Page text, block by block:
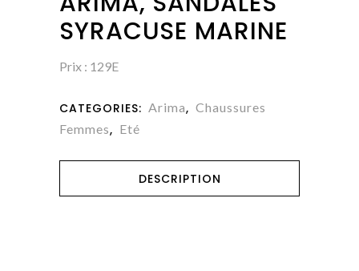
SYRACUSE MARINE
Prix : 129E
CATEGORIES: Arima, Chaussures
Femmes, Eté
DESCRIPTION